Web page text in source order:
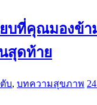
บที่คุณมองข้า
สุดท้าย
บ, บทความสุขภาพ